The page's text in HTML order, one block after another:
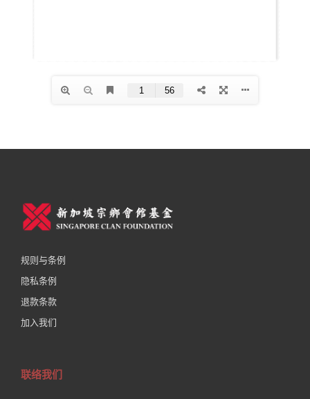
规则与条例
隐私条例
退款条款
加入我们
联络我们